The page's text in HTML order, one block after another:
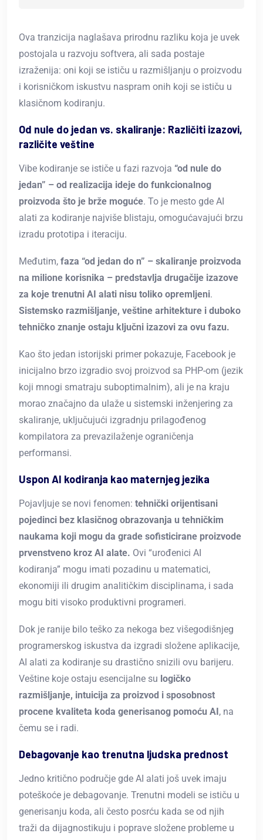
Ova tranzicija naglašava prirodnu razliku koja je uvek
postojala u razvoju softvera, ali sada postaje
izraženija: oni koji se ističu u razmišljanju o proizvodu
i korisničkom iskustvu naspram onih koji se ističu u
klasičnom kodiranju.
Od nule do jedan vs. skaliranje: Različiti izazovi,
različite veštine
Vibe kodiranje se ističe u fazi razvoja “od nule do
jedan” – od realizacija ideje do funkcionalnog
proizvoda što je brže moguće. To je mesto gde AI
alati za kodiranje najviše blistaju, omogućavajući brzu
izradu prototipa i iteraciju.
Međutim, faza “od jedan do n” – skaliranje proizvoda
na milione korisnika – predstavlja drugačije izazove
za koje trenutni AI alati nisu toliko opremljeni.
Sistemsko razmišljanje, veštine arhitekture i duboko
tehničko znanje ostaju ključni izazovi za ovu fazu.
Kao što jedan istorijski primer pokazuje, Facebook je
inicijalno brzo izgradio svoj proizvod sa PHP-om (jezik
koji mnogi smatraju suboptimalnim), ali je na kraju
morao značajno da ulaže u sistemski inženjering za
skaliranje, uključujući izgradnju prilagođenog
kompilatora za prevazilaženje ograničenja
performansi.
Uspon AI kodiranja kao maternjeg jezika
Pojavljuje se novi fenomen: tehnički orijentisani
pojedinci bez klasičnog obrazovanja u tehničkim
naukama koji mogu da grade sofisticirane proizvode
prvenstveno kroz AI alate. Ovi “urođenici AI
kodiranja” mogu imati pozadinu u matematici,
ekonomiji ili drugim analitičkim disciplinama, i sada
mogu biti visoko produktivni programeri.
Dok je ranije bilo teško za nekoga bez višegodišnjeg
programerskog iskustva da izgradi složene aplikacije,
AI alati za kodiranje su drastično snizili ovu barijeru.
Veštine koje ostaju esencijalne su logičko
razmišljanje, intuicija za proizvod i sposobnost
procene kvaliteta koda generisanog pomoću AI , na
čemu se i radi.
Debagovanje kao trenutna ljudska prednost
Jedno kritično područje gde AI alati još uvek imaju
poteškoće je debagovanje. Trenutni modeli se ističu u
generisanju koda, ali često posrću kada se od njih
traži da dijagnostikuju i poprave složene probleme u